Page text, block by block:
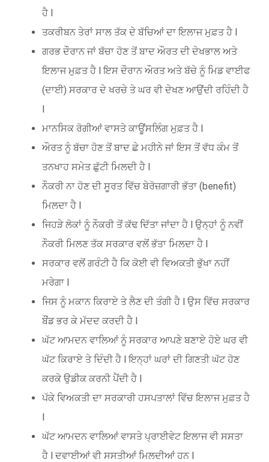
ਹੈ l
ਤਕਰੀਬਨ ਤੇਰਾਂ ਸਾਲ ਤੱਕ ਦੇ ਬੱਚਿਆਂ ਦਾ ਇਲਾਜ ਮੁਫ਼ਤ ਹੈ l
ਗਰਭ ਦੌਰਾਨ ਜਾਂ ਬੱਚਾ ਹੋਣ ਤੋਂ ਬਾਦ ਔਰਤ ਦੀ ਦੇਖਭਾਲ ਅਤੇ
ਇਲਾਜ ਮੁਫ਼ਤ ਹੈ l ਇਸ ਦੌਰਾਨ ਔਰਤ ਅਤੇ ਬੱਚੇ ਨੂੰ ਮਿਡ ਵਾਈਫ
(ਦਾਈ) ਸਰਕਾਰ ਦੇ ਖਰਚੇ ਤੇ ਘਰ ਵੀ ਦੇਖਣ ਆਉਂਦੀ ਰਹਿੰਦੀ ਹੈ
l
ਮਾਨਸਿਕ ਰੋਗੀਆਂ ਵਾਸਤੇ ਕਾਊਂਸਲਿੰਗ ਮੁਫ਼ਤ ਹੈ l
ਔਰਤ ਨੂੰ ਬੱਚਾ ਹੋਣ ਤੋਂ ਬਾਦ ਛੇ ਮਹੀਨੇ ਜਾਂ ਇਸ ਤੋਂ ਵੱਧ ਕੰਮ ਤੋਂ
ਤਨਖਾਹ ਸਮੇਤ ਛੁੱਟੀ ਮਿਲਦੀ ਹੈ l
ਨੌਕਰੀ ਨਾ ਹੋਣ ਦੀ ਸੂਰਤ ਵਿੱਚ ਬੇਰੋਜ਼ਗਾਰੀ ਭੱਤਾ (benefit)
ਮਿਲਦਾ ਹੈ l
ਜਿਹੜੇ ਲੋਕਾਂ ਨੂੰ ਨੌਕਰੀ ਤੋਂ ਕੱਢ ਦਿੱਤਾ ਜਾਂਦਾ ਹੈ l ਉਨ੍ਹਾਂ ਨੂੰ ਨਵੀਂ
ਨੌਕਰੀ ਮਿਲਣ ਤੱਕ ਸਰਕਾਰ ਵਲੋਂ ਭੱਤਾ ਮਿਲਦਾ ਹੈ l
ਸਰਕਾਰ ਵਲੋਂ ਗਰੰਟੀ ਹੈ ਕਿ ਕੋਈ ਵੀ ਵਿਅਕਤੀ ਭੁੱਖਾ ਨਹੀਂ
ਮਰੇਗਾ l
ਜਿਸ ਨੂੰ ਮਕਾਨ ਕਿਰਾਏ ਤੇ ਲੈਣ ਦੀ ਤੰਗੀ ਹੈ l ਉਸ ਵਿੱਚ ਸਰਕਾਰ
ਬੌਂਡ ਭਰ ਕੇ ਮੱਦਦ ਕਰਦੀ ਹੈ l
ਘੱਟ ਆਮਦਨ ਵਾਲਿਆਂ ਨੂੰ ਸਰਕਾਰ ਆਪਣੇ ਬਣਾਏ ਹੋਏ ਘਰ ਵੀ
ਘੱਟ ਕਿਰਾਏ ਤੇ ਦਿੰਦੀ ਹੈ l ਇਨ੍ਹਾਂ ਘਰਾਂ ਦੀ ਗਿਣਤੀ ਘੱਟ ਹੋਣ
ਕਰਕੇ ਉਡੀਕ ਕਰਨੀ ਪੈਂਦੀ ਹੈ l
ਪੱਕੇ ਵਿਅਕਤੀ ਦਾ ਸਰਕਾਰੀ ਹਸਪਤਾਲਾਂ ਵਿੱਚ ਇਲਾਜ ਮੁਫ਼ਤ ਹੈ
l
ਘੱਟ ਆਮਦਨ ਵਾਲਿਆਂ ਵਾਸਤੇ ਪ੍ਰਾਈਵੇਟ ਇਲਾਜ ਵੀ ਸਸਤਾ
ਹੈ l ਦਵਾਈਆਂ ਵੀ ਸਸਤੀਆਂ ਮਿਲਦੀਆਂ ਹਨ l